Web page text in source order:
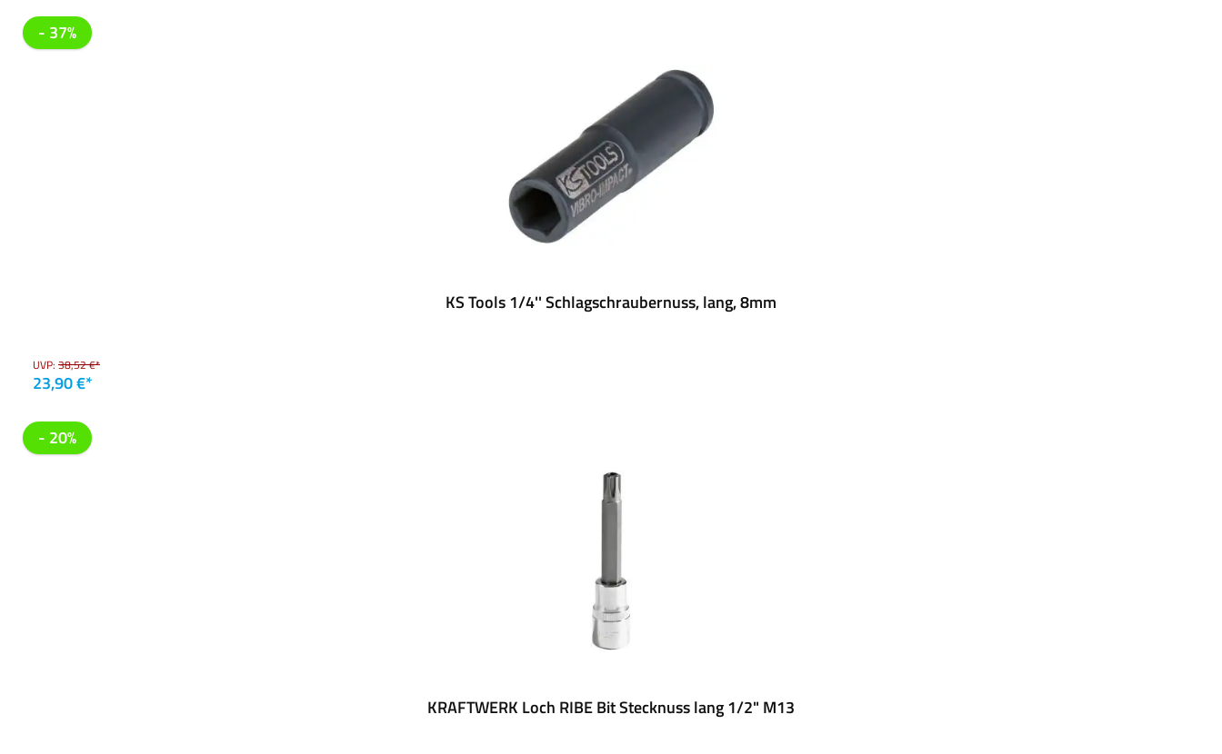
Produktgalerie überspringen
- 37%
KS Tools 1/4'' Schlagschraubernuss, lang, 8mm
UVP: 38,52 €*
23,90 €*
- 20%
KRAFTWERK Loch RIBE Bit Stecknuss lang 1/2" M13